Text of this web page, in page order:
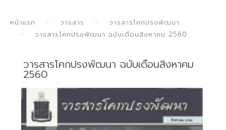
หน้าแรก วารสาร
วารสารโคกปรงพัฒนา
วารสารโคกปรงพัฒนา ฉบับเดือนสิงหาคม 2560
วารสารโคกปรงพัฒนา ฉบับเดือนสิงหาคม
2560